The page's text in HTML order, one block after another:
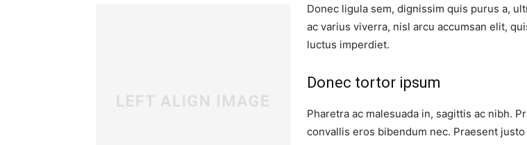
Donec ligula sem, dignissim quis purus a,
ac varius viverra, nisl arcu accumsan elit,
luctus imperdiet.
Donec tortor ipsum
Pharetra ac malesuada in, sagittis ac nibh.
convallis eros bibendum nec. Praesent